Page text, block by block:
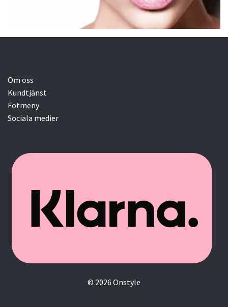
Om oss
Kundtjänst
Fotmeny
Sociala medier
© 2026 Onstyle